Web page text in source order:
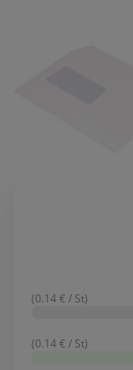
(0.14 € / St)
(0.14 € / St)